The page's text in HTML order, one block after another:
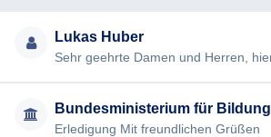
Lukas Huber
Bundesministerium für Bildung
Erledigung Mit freundlichen Grüßen